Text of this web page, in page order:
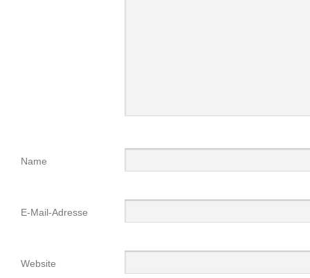
Name
E-Mail-Adresse
Website